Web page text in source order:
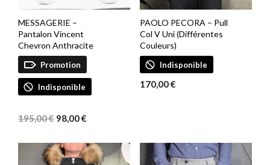
MESSAGERIE –
Pantalon Vincent
Chevron Anthracite
Promotion
Indisponible
195,00€ prix
195,00 €.
98,00€
98,00 €.
PAOLO PECORA – Pull
Col V Uni (Différentes
Couleurs)
Indisponible
170,00€